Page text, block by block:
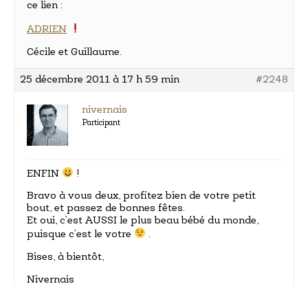
ce lien :
ADRIEN
Cécile et Guillaume.
25 décembre 2011 à 17 h 59 min #2248
nivernais
Participant
ENFIN !
Bravo à vous deux, profitez bien de votre petit
bout, et passez de bonnes fêtes.
Et oui, c’est AUSSI le plus beau bébé du monde,
puisque c’est le votre
.
Bises, à bientôt,
Nivernais